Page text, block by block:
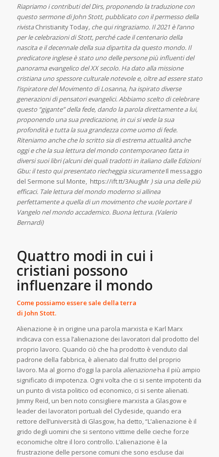
Riapriamo i contributi del Dirs, proponendo la traduzione con
questo sermone di John Stott, pubblicato con il permesso della
rivistaChristianity Today, che qui ringraziamo. Il 2021 è l’anno
per le celebrazioni di Stott, perché cade il centenario della
nascita e il decennale della sua dipartita da questo mondo. Il
predicatore inglese è stato uno delle persone più influenti del
panorama evangelico del XX secolo. Ha dato alla missione
cristiana uno spessore culturale notevole e, oltre ad essere stato
l’ispiratore del Movimento di Losanna, ha ispirato diverse
generazioni di pensatori evangelici. Abbiamo scelto di celebrare
questo “gigante” della fede, dando la parola direttamente a lui,
proponendo una sua predicazione, in cui si vede la sua
profondità e tutta la sua grandezza come uomo di fede.
Riteniamo anche che lo scritto sia di estrema attualità anche
oggi e che la sua lettura del mondo contemporaneo fatta in
diversi suoi libri (alcuni dei quali tradotti in italiano dalle Edizioni
Gbu: il testo qui presentato riecheggia sicuramenteIl messaggio
del Sermone sul Monte, https://ift.tt/3AiugMr ) sia una delle più
efficaci. Tale lettura del mondo moderno si allinea
perfettamente a quella di un movimento che vuole portare il
Vangelo nel mondo accademico. Buona lettura. (Valerio
Bernardi)
Quattro modi in cui i
cristiani possono
influenzare il mondo
Come possiamo essere sale della terra
di John Stott.
Alienazione è in origine una parola marxista e Karl Marx
indicava con essa l’alienazione dei lavoratori dal prodotto del
proprio lavoro. Quando ciò che ha prodotto è venduto dal
padrone della fabbrica, è alienato dal frutto del proprio
lavoro. Ma al giorno d’oggi la parola alienazioneha il più ampio
significato di impotenza. Ogni volta che ci si sente impotenti da
un punto di vista politico od economico, ci si sente alienati.
Jimmy Reid, un ben noto consigliere marxista a Glasgow e
leader dei lavoratori portuali del Clydeside, quando era
rettore dell’università di Glasgow, ha detto, “L’alienazione è il
grido degli uomini che si sentono vittime delle cieche forze
economiche oltre il loro controllo. L’alienazione è la
frustrazione delle persone comuni che sono escluse dai